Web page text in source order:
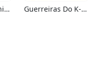
Perrengue Fashion Guerreiras Do K-Pop: Para Cantar Junto